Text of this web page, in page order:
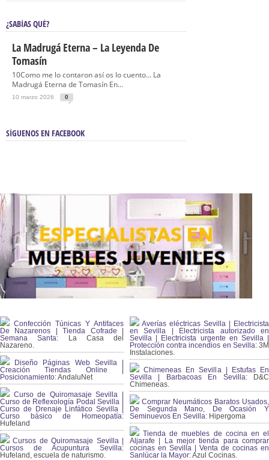
¿SABÍAS QUÉ?
La Madrugá Eterna – La Leyenda De
Tomasín
10Como me lo contaron así os lo cuento… La
Madrugá Eterna de Tomasín En...
10 marzo 2026 0
SÍGUENOS EN FACEBOOK
Confección Túnicas Y Antifaces
De Nazarenos | Tienda Cofrade |
Semana Santa: La Casa del
Nazareno.
Diseño Páginas Web Sevilla |
Creación Tiendas Online |
Posicionamiento:AndaluNet
Curso de Quiromasaje Sevilla |
Curso de Reflexología Podal Sevilla |
Curso de Drenaje Linfático Sevilla |
Curso básico de Homeopatía:
Hufeland
Cursos de Quiromasaje Sevilla |
Cursos de Acupuntura Sevilla:
Hufeland, escuela de naturismo.
Averías eléctricas Sevilla | Electricista
en Sevilla | Electricista autorizado en
Sevilla | Electricista urgente en Sevilla |
Protección contra incendios en Sevilla:3M
Instalaciones.
Chimeneas En Sevilla | Estufas En
Sevilla | Barbacoas En Sevilla:D&C
Chimeneas.
Comprar Neumáticos Baratos Usados,
De Segunda Mano, De Ocasión Y
Seminuevos En Sevilla: Hipergoma
Tienda de muebles de cocina en el
Aljarafe | La mejor tienda para comprar
cocinas en Sevilla | Venta de cocinas en
Sanlúcar la Mayor:Azul Cocinas.